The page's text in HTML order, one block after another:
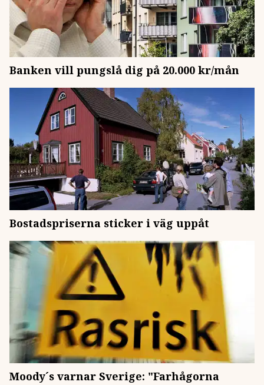
Banken vill pungslå dig på 20.000 kr/mån
Bostadspriserna sticker i väg uppåt
Moody´s varnar Sverige: "Farhågorna